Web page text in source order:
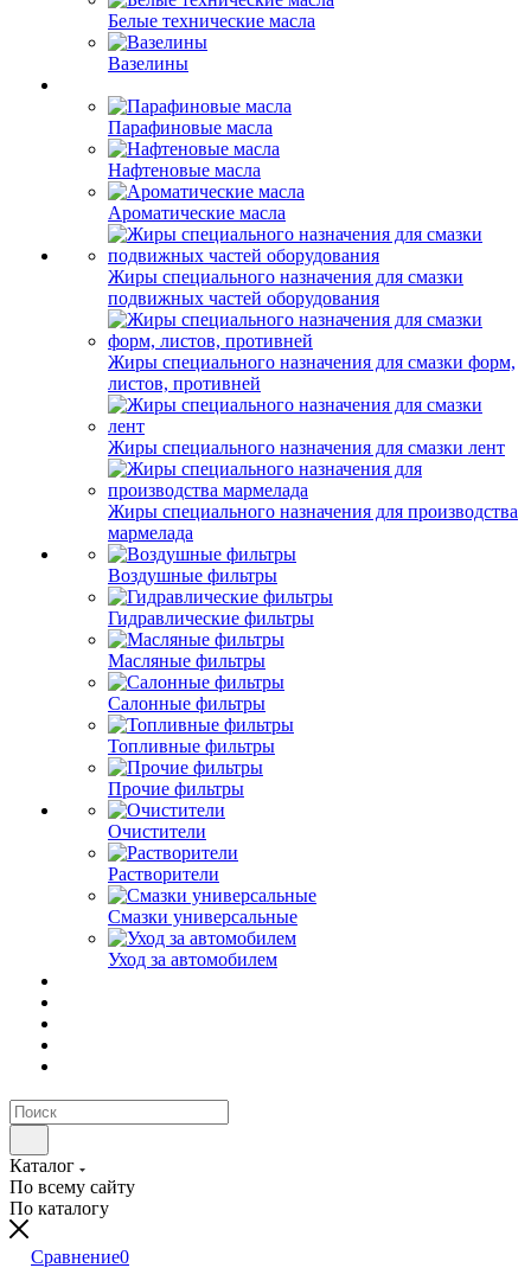
Белые технические масла
Вазелины
Парафиновые масла
Нафтеновые масла
Ароматические масла
Жиры специального назначения для смазки
подвижных частей оборудования
Жиры специального назначения для смазки форм,
листов, противней
Жиры специального назначения для смазки лент
Жиры специального назначения для производства
мармелада
Воздушные фильтры
Гидравлические фильтры
Масляные фильтры
Салонные фильтры
Топливные фильтры
Прочие фильтры
Очистители
Растворители
Смазки универсальные
Уход за автомобилем
Каталог
По всему сайту
По каталогу
Сравнение0